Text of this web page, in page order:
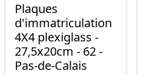
Plaques
d'immatriculation
4X4 plexiglass -
27,5x20cm - 62 -
Pas-de-Calais